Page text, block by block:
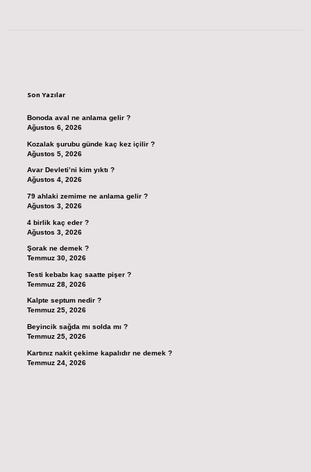
Son Yazılar
Bonoda aval ne anlama gelir ?
Ağustos 6, 2026
Kozalak şurubu günde kaç kez içilir ?
Ağustos 5, 2026
Avar Devleti’ni kim yıktı ?
Ağustos 4, 2026
79 ahlaki zemime ne anlama gelir ?
Ağustos 3, 2026
4 birlik kaç eder ?
Ağustos 3, 2026
Şorak ne demek ?
Temmuz 30, 2026
Testi kebabı kaç saatte pişer ?
Temmuz 28, 2026
Kalpte septum nedir ?
Temmuz 25, 2026
Beyincik sağda mı solda mı ?
Temmuz 25, 2026
Kartınız nakit çekime kapalıdır ne demek ?
Temmuz 24, 2026